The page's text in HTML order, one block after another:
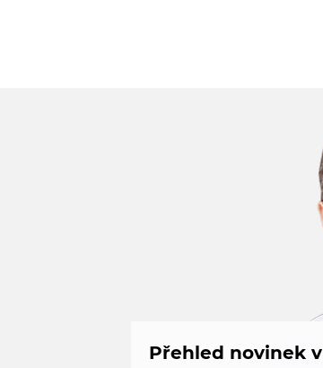
Přehled novinek v